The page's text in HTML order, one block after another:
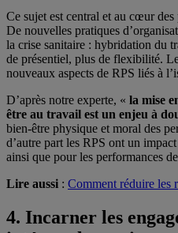
Ce sujet est central et au cœur des
De nouvelles pratiques
la crise sanitaire : hybridation du
de présentiel, plus de flexibilité.
nouveaux aspects de RPS liés à
D’après notre experte, « la mise
être au travail est un enjeu à
bien-être physique et moral des
d’autre part les RPS ont un
ainsi que pour les performances
Lire aussi : Comment réduire les
4. Incarner les